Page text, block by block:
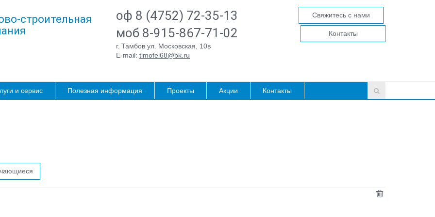
строительная
оф 8 (4752) 72-35-13
моб 8-915-867-71-02
г. Тамбов ул. Московская, 10в
E-mail: timofei68@bk.ru
Свяжитесь с нами
Контакты
и сервис Полезная информация Проекты Акции Контакты